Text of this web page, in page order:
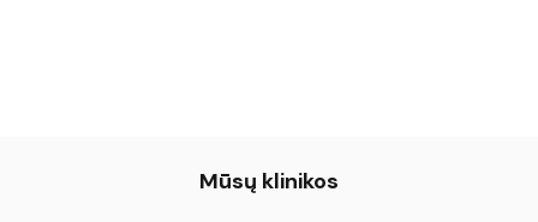
Mūsų klinikos